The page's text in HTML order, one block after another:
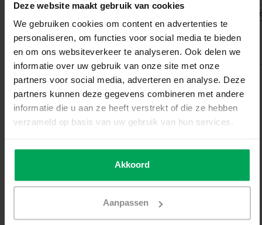
Deze website maakt gebruik van cookies
We gebruiken cookies om content en advertenties te
personaliseren, om functies voor social media te bieden
en om ons websiteverkeer te analyseren. Ook delen we
informatie over uw gebruik van onze site met onze
partners voor social media, adverteren en analyse. Deze
partners kunnen deze gegevens combineren met andere
informatie die u aan ze heeft verstrekt of die ze hebben
verzameld op basis van uw gebruik van hun services.
Akkoord
Aanpassen
Productsoort: Item: Download:
Zonwerende
raamfolie
SPM50E
Klik hier om de
garantiebepaling
te downloaden.
Verwerkings-/montageadvies
Alle producten moeten worden gemonteerd volgens de
officiële SCALASOL® raamfolie plakinstructie .
Worden onze handleidingen en instructies niet gevolgd, dan
Schade door derden of stormschade aan SCALASOL®
producten valt niet onder onze garantie.
een storm, neem dan contact op met uw verzekering.